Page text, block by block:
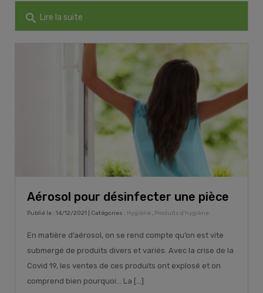
search Lire la suite
Aérosol pour désinfecter une pièce
Publié le : 14/12/2021 | Catégories : Hygiène , Produits d'hygiène
En matière d’aérosol, on se rend compte qu’on est vite
submergé de produits divers et variés. Avec la crise de la
Covid 19, les ventes de ces produits ont explosé et on
comprend bien pourquoi… La [...]